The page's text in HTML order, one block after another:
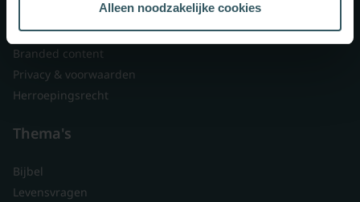
Alleen noodzakelijke cookies
Veelgestelde vragen
Contact
Branded content
Privacy & voorwaarden
Herroepingsrecht
Thema's
Bijbel
Levensvragen